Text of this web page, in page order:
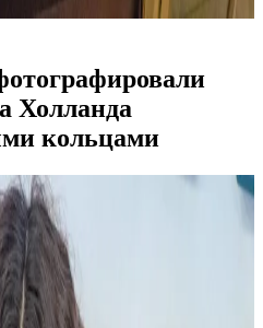
Холланда
кольцами